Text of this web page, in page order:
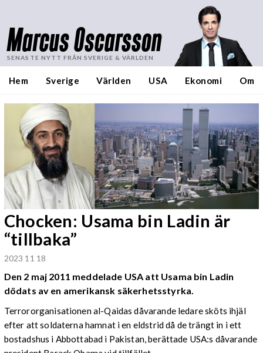
Marcus Oscarsson
SENASTE NYTT FRÅN SVERIGE & VÄRLDEN
Hem Sverige Världen USA Ekonomi Om
Chocken: Usama bin Ladin är
“tillbaka”
2023 11 18
Den 2 maj 2011 meddelade USA att Usama bin Ladin
dödats av en amerikansk säkerhetsstyrka.
Terrororganisationen al-Qaidas dåvarande ledare sköts ihjäl
efter att soldaterna hamnat i en eldstrid då de trängt in i ett
bostadshus i Abbottabad i Pakistan, berättade USA:s dåvarande